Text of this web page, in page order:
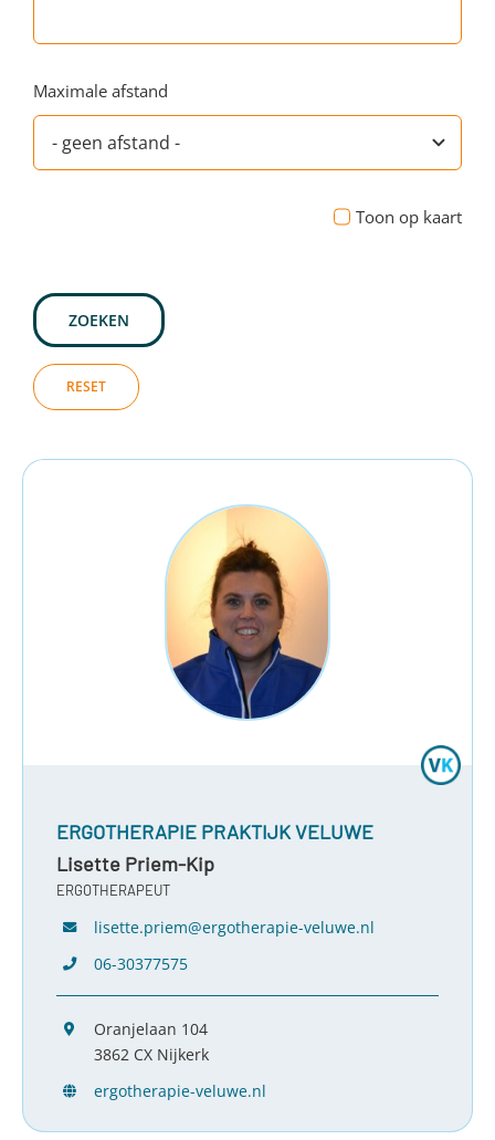
Maximale afstand
Toon op kaart
ZOEKEN
RESET
ERGOTHERAPIE PRAKTIJK VELUWE
Lisette Priem-Kip
ERGOTHERAPEUT
lisette.priem@ergotherapie-veluwe.nl
06-30377575
Oranjelaan 104
3862 CX Nijkerk
ergotherapie-veluwe.nl